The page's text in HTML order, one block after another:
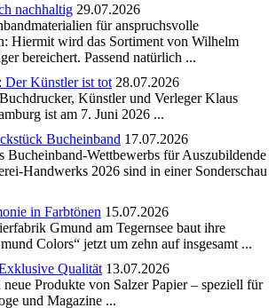
nachhaltig 29.07.2026
für anspruchsvolle
Hiermit wird das Sortiment von Wilhelm
bereichert. Passend natürlich ...
Der Künstler ist tot 28.07.2026
Künstler und Verleger Klaus
ist am 7. Juni 2026 ...
Bucheinband 17.07.2026
Bucheinband-Wettbewerbs für Auszubildende
Handwerks 2026 sind in einer Sonderschau
in Farbtönen 15.07.2026
Gmund am Tegernsee baut ihre
Colors“ jetzt um zehn auf insgesamt ...
Qualität 13.07.2026
Produkte von Salzer Papier – speziell für
und Magazine ...